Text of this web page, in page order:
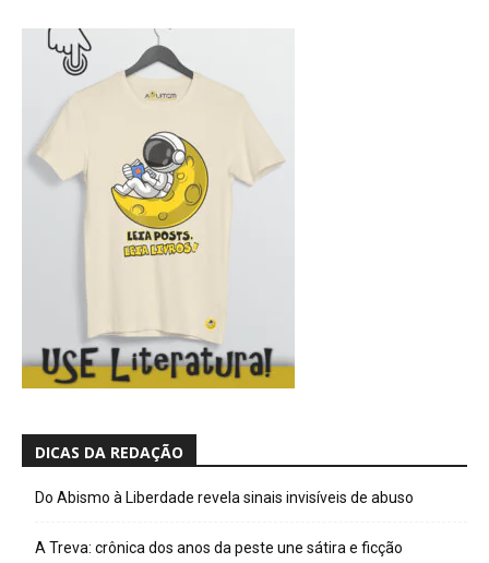
DICAS DA REDAÇÃO
Do Abismo à Liberdade revela sinais invisíveis de abuso
A Treva: crônica dos anos da peste une sátira e ficção